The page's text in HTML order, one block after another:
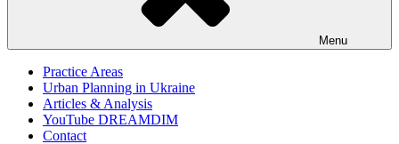
Menu
Practice Areas
Urban Planning in Ukraine
Articles & Analysis
YouTube DREAMDIM
Contact